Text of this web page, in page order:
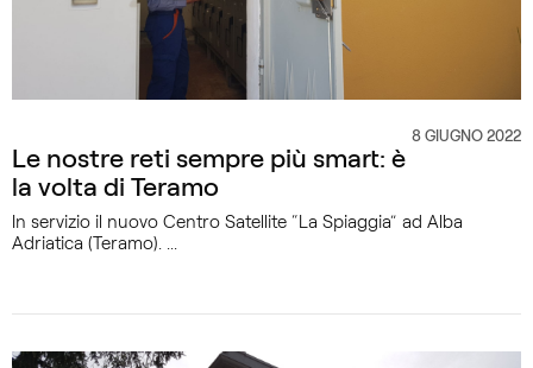
8 GIUGNO 2022
Le nostre reti sempre più smart: è
la volta di Teramo
In servizio il nuovo Centro Satellite “La Spiaggia” ad Alba
Adriatica (Teramo). ...